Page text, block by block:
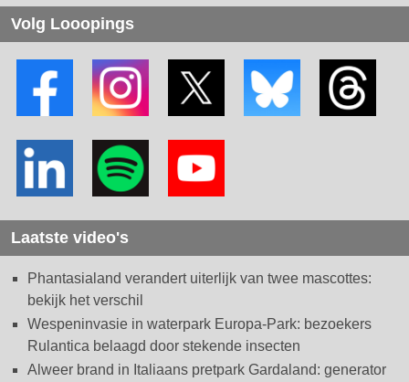
Volg Looopings
Laatste video's
Phantasialand verandert uiterlijk van twee mascottes:
bekijk het verschil
Wespeninvasie in waterpark Europa-Park: bezoekers
Rulantica belaagd door stekende insecten
Alweer brand in Italiaans pretpark Gardaland: generator